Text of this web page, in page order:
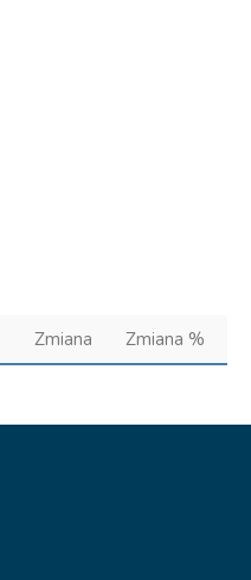
Zmiana Zmiana %